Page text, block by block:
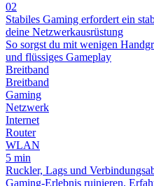
02
Stabiles Gaming erfordert ein
deine Netzwerkausrüstung
So sorgst du mit wenigen
und flüssiges Gameplay
Breitband
Breitband
Gaming
Netzwerk
Internet
Router
WLAN
5 min
Ruckler, Lags und
Gaming-Erlebnis ruinieren.